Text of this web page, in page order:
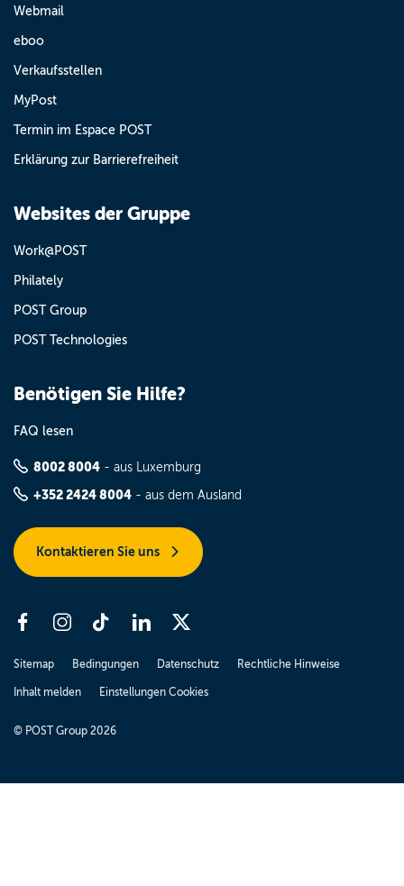
Webmail
eboo
Verkaufsstellen
MyPost
Termin im Espace POST
Erklärung zur Barrierefreiheit
Websites der Gruppe
Work@POST
Philately
POST Group
POST Technologies
Benötigen Sie Hilfe?
FAQ lesen
8002 8004 - aus Luxemburg
+352 2424 8004 - aus dem Ausland
Kontaktieren Sie uns
Sitemap Bedingungen Datenschutz Rechtliche Hinweise
Inhalt melden Einstellungen Cookies
© POST Group 2026